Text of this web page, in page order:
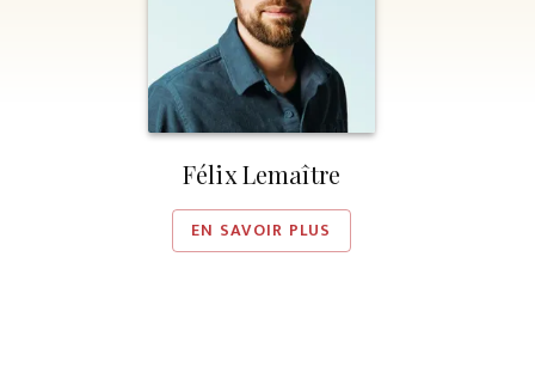
Félix Lemaître
EN SAVOIR PLUS